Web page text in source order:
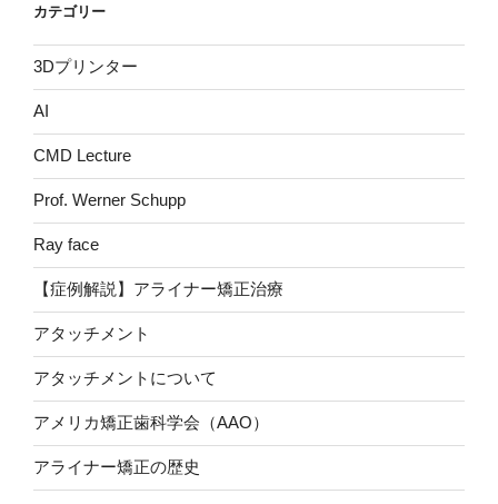
カテゴリー
3Dプリンター
AI
CMD Lecture
Prof. Werner Schupp
Ray face
【症例解説】アライナー矯正治療
アタッチメント
アタッチメントについて
アメリカ矯正歯科学会（AAO）
アライナー矯正の歴史